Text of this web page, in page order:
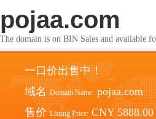
pojaa.com
The domain is on BIN Sales and
一口价出售中！
域名 Domain Name: pojaa.com
售价 Listing Price: CNY 5888.00